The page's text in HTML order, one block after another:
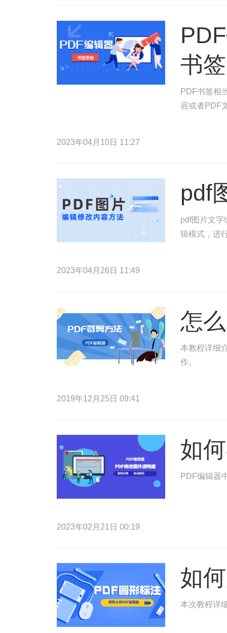
书
PDF书签相
容或者PDF
2023年04月10日 11:27
pdf
pdf图片文字
辑模式，进
2023年04月26日 11:49
怎
本教程详细
作。
2019年12月25日 09:41
如
PDF编辑器
2023年02月21日 00:19
如
本次教程详